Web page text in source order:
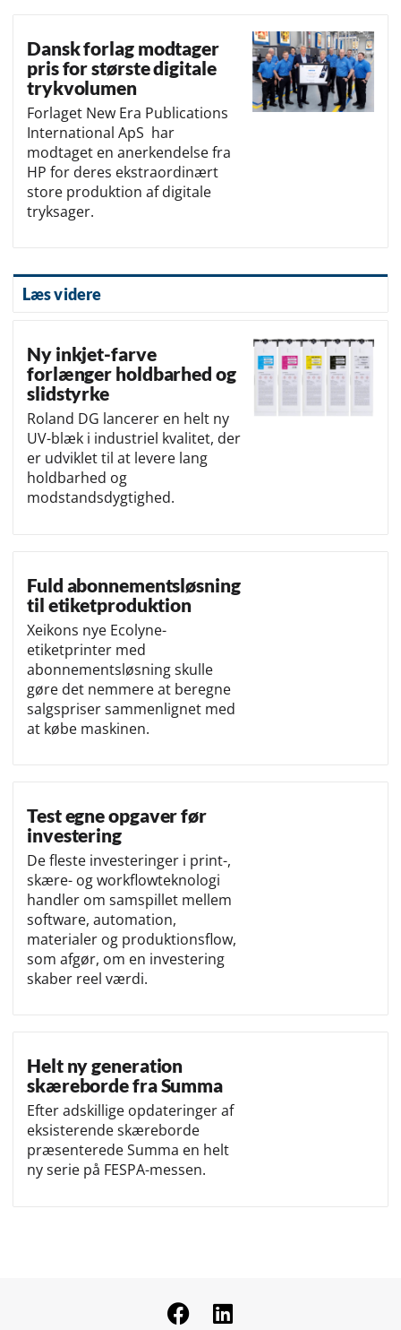
Dansk forlag modtager
pris for største digitale
trykvolumen
Forlaget New Era Publications
International ApS har
modtaget en anerkendelse fra
HP for deres ekstraordinært
store produktion af digitale
tryksager.
Læs videre
Ny inkjet-farve
forlænger holdbarhed og
slidstyrke
Roland DG lancerer en helt ny
UV-blæk i industriel kvalitet, der
er udviklet til at levere lang
holdbarhed og
modstandsdygtighed.
Fuld abonnementsløsning
til etiketproduktion
Xeikons nye Ecolyne-
etiketprinter med
abonnementsløsning skulle
gøre det nemmere at beregne
salgspriser sammenlignet med
at købe maskinen.
Test egne opgaver før
investering
De fleste investeringer i print-,
skære- og workflowteknologi
handler om samspillet mellem
software, automation,
materialer og produktionsflow,
som afgør, om en investering
skaber reel værdi.
Helt ny generation
skæreborde fra Summa
Efter adskillige opdateringer af
eksisterende skæreborde
præsenterede Summa en helt
ny serie på FESPA-messen.